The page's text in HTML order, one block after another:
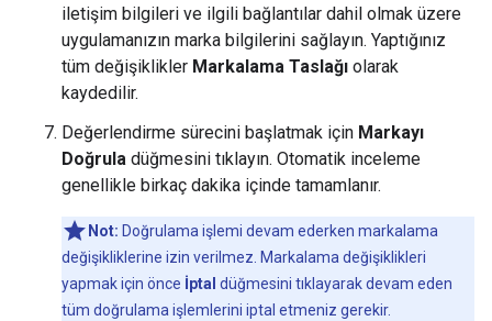
iletişim bilgileri ve ilgili bağlantılar dahil olmak üzere
uygulamanızın marka bilgilerini sağlayın. Yaptığınız
tüm değişiklikler Markalama Taslağı olarak
kaydedilir.
Değerlendirme sürecini başlatmak için Markayı
Doğrula düğmesini tıklayın. Otomatik inceleme
genellikle birkaç dakika içinde tamamlanır.
Not: Doğrulama işlemi devam ederken markalama
değişikliklerine izin verilmez. Markalama değişiklikleri
yapmak için önce İptal düğmesini tıklayarak devam eden
tüm doğrulama işlemlerini iptal etmeniz gerekir.